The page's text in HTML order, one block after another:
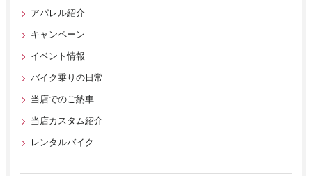
アパレル紹介
キャンペーン
イベント情報
バイク乗りの日常
当店でのご納車
当店カスタム紹介
レンタルバイク